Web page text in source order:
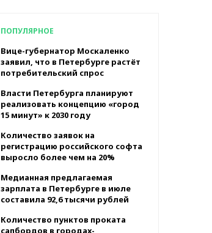
ПОПУЛЯРНОЕ
Вице-губернатор Москаленко
заявил, что в Петербурге растёт
потребительский спрос
Власти Петербурга планируют
реализовать концепцию «город
15 минут» к 2030 году
Количество заявок на
регистрацию российского софта
выросло более чем на 20%
Медианная предлагаемая
зарплата в Петербурге в июле
составила 92,6 тысячи рублей
Количество пунктов проката
сапбордов в городах-